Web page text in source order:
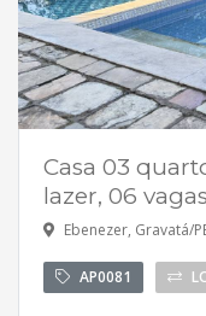
Casa 03
lazer, 06 vagas
Ebenezer, Gravatá/
AP0081